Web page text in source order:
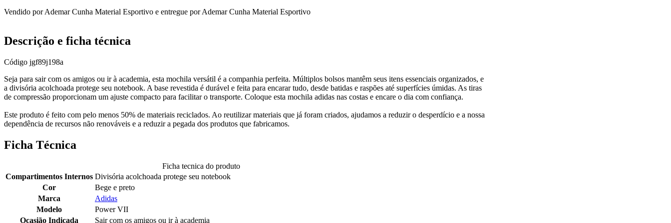
Vendido porAdemar Cunha Material Esportivo e entregue por Ademar Cunha Material Esportivo
Descrição e ficha técnica
Código jgf89j198a
Seja para sair com os amigos ou ir à academia, esta mochila versátil é a companhia perfeita. Múltiplos bolsos mantêm seus itens essenciais organizados, e
a divisória acolchoada protege seu notebook. A base revestida é durável e feita para encarar tudo, desde batidas e raspões até superfícies úmidas. As tiras
de compressão proporcionam um ajuste compacto para facilitar o transporte. Coloque esta mochila adidas nas costas e encare o dia com confiança.
Este produto é feito com pelo menos 50% de materiais reciclados. Ao reutilizar materiais que já foram criados, ajudamos a reduzir o desperdício e a nossa
dependência de recursos não renováveis e a reduzir a pegada dos produtos que fabricamos.
Ficha Técnica
Ficha tecnica do produto
Compartimentos Internos Divisória acolchoada protege seu notebook
Cor
Bege e preto
Marca
Adidas
Modelo
Power VII
Ocasião Indicada
Sair com os amigos ou ir à academia